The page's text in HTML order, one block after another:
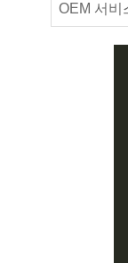
OEM 서비